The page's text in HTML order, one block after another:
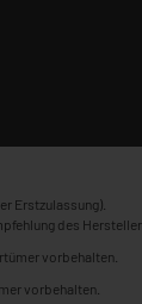
Erstzulassung).
des
vorbehalten.
vorbehalten.